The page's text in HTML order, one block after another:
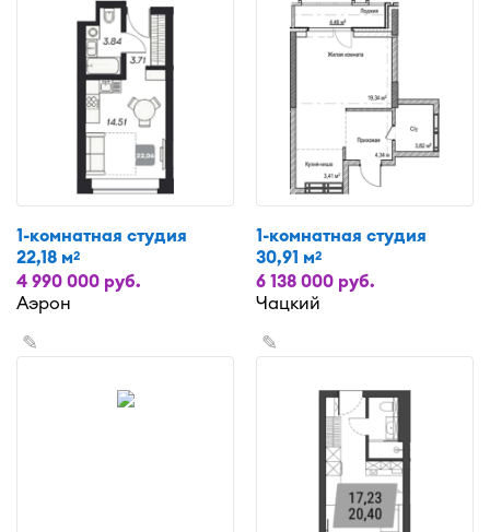
1-комнатная студия
22,18 м2
4 990 000 руб.
Аэрон
1-комнатная студия
30,91 м2
6 138 000 руб.
Чацкий
✎ ✎